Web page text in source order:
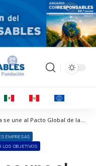
Corresponsables > Noticias > Caja Arequipa se une al Pacto Global de la ONU fortaleciendo su liderazgo en sostenibilidad e inclusión financiera
EMPRESAS
LOS OBJETIVOS